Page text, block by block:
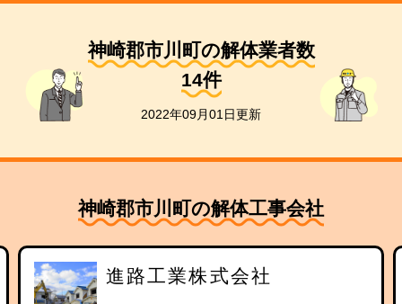
神崎郡市川町の解体業者数
14件
2022年09月01日更新
神崎郡市川町の解体工事会社
進路工業株式会社